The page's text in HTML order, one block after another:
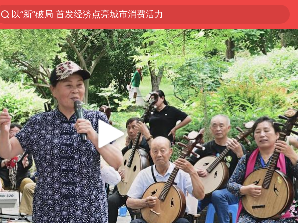
以“新”破局 首发经济点亮城市消费活力
OpenAI为免费用户升级GPT-5.6 Luna
台风白海豚最新路径研判来了
毛宁转发梯田音乐会视频海外网友赞叹
我国编制完成新版全月地质图
“China Cool”成海外热词
美股三大指数集体收跌 西数跌超13%
巡查组提问 工作人员偷用手机查答案
看守所辅警收受10万获刑1年
国家气候中心：8月将有4轮高温过程，部分地区可达40℃～45℃
今年已有4位周星驰电影配角去世